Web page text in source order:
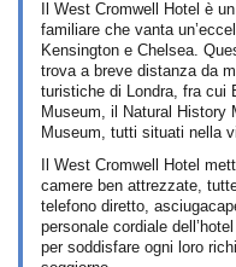
Il West Cromwell Hotel è
familiare che vanta
Kensington e Chelsea.
trova a breve distanza da
turistiche di Londra, fra cui
Museum, il Natural History
Museum, tutti situati nella
Il West Cromwell Hotel
camere ben attrezzate,
telefono diretto,
personale cordiale
per soddisfare ogni loro